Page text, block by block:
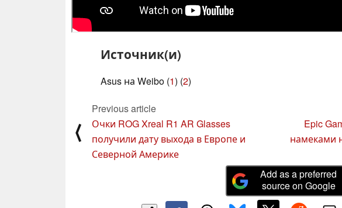
Источник(и)
Asus на Weibo (1) (2)
⟨
Previous article
Очки ROG Xreal R1 AR Glasses
получили дату выхода в Европе и
Северной Америке
Epic
намеками
Add as a preferred
source on Google